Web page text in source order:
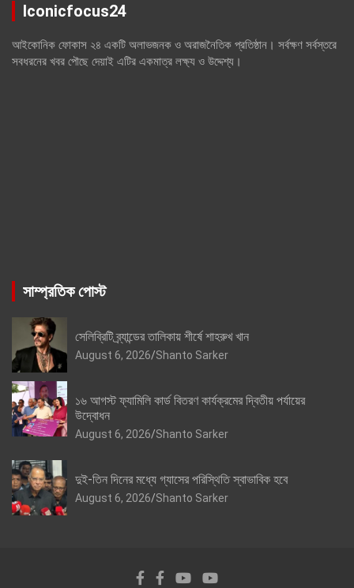
Iconicfocus24
আইকোনিক ফোকাস ২৪ একটি অলাভজনক ও অরাজনৈতিক প্রতিষ্ঠান। সর্বক্ষণ সর্বস্তরে
সবধরনের খবর পৌছে দেয়াই এটির একমাত্র লক্ষ্য ও উদ্দেশ্য।
সাম্প্রতিক পোস্ট
সেলিব্রিটি ব্র্যান্ডের তালিকায় শীর্ষে শাহরুখ খান
August 6, 2026 Shanto Sarker
১৬ আগস্ট ফ্যামিলি কার্ড বিতরণ কার্যক্রমের দ্বিতীয় পর্যায়ের
উদ্বোধন
August 6, 2026 Shanto Sarker
দুই-তিন দিনের মধ্যে গ্যাসের পরিস্থিতি স্বাভাবিক হবে
August 6, 2026 Shanto Sarker